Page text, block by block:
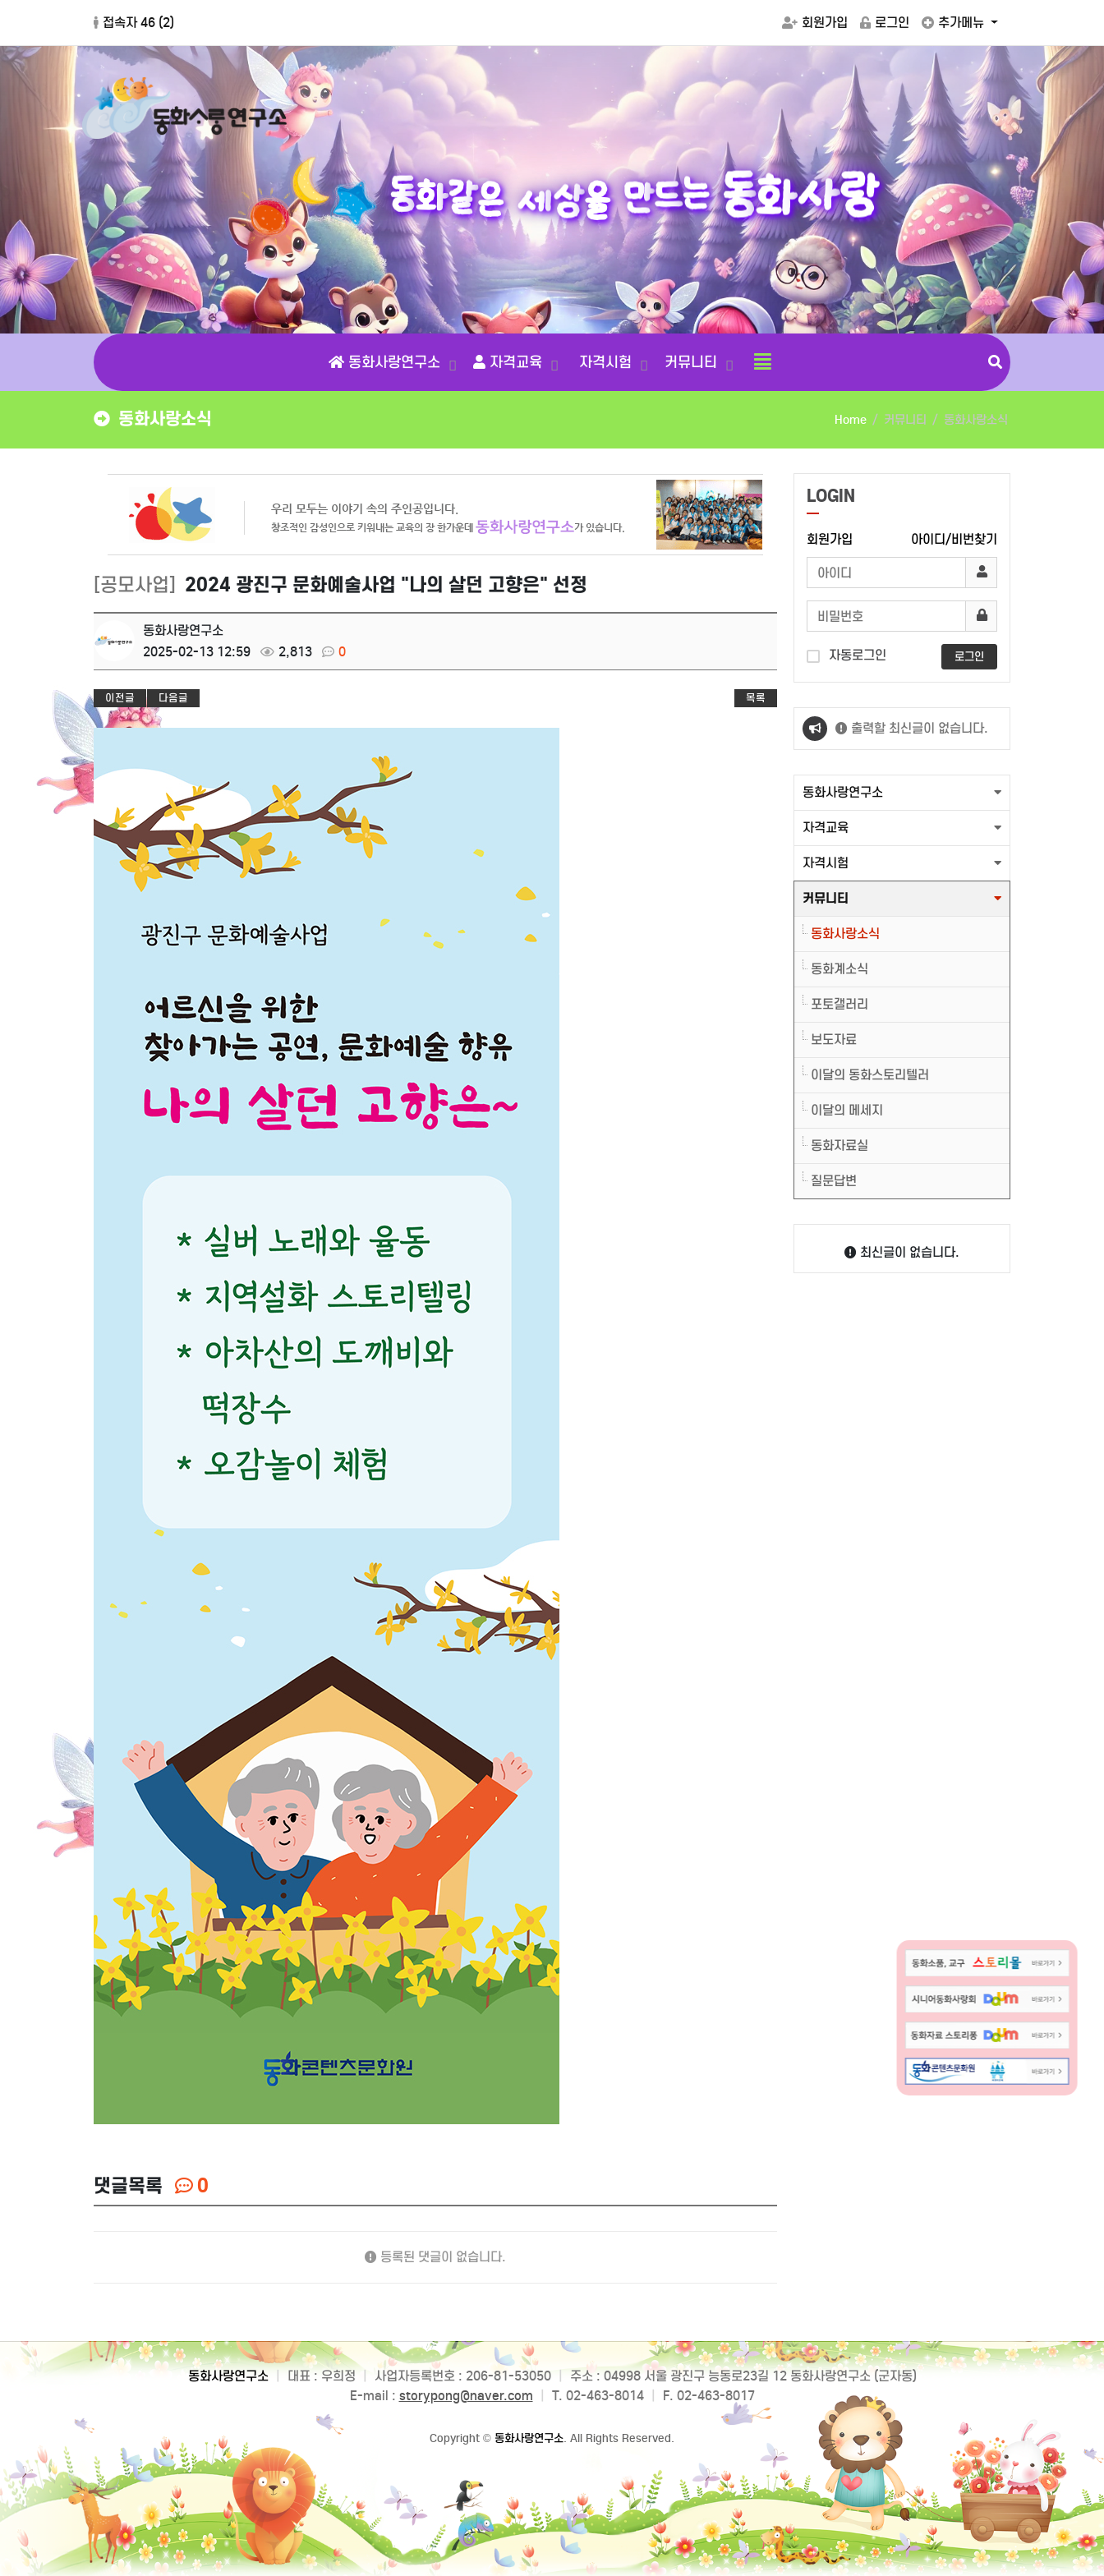
접속자 46 (2) 회원가입 로그인 추가메뉴
동화같은 세상을 만드는 동화사랑
동화사랑연구소 자격교육 자격시험 커뮤니티
동화사랑소식 Home 커뮤니티 동화사랑소식
[공모사업] 2024 광진구 문화예술사업 "나의 살던 고향은" 선정
동화사랑연구소
2025-02-13 12:59
2,813 0
이전글 다음글 목록
댓글목록 0
등록된 댓글이 없습니다.
LOGIN
회원가입 아이디/비번찾기
자동로그인 로그인
출력할 최신글이 없습니다.
동화사랑연구소
자격교육
자격시험
커뮤니티
동화사랑소식
동화계소식
포토갤러리
보도자료
이달의 동화스토리텔러
이달의 메세지
동화자료실
질문답변
최신글이 없습니다.
동화사랑연구소 대표 : 우희정 사업자등록번호 : 206-81-53050
주소 : 04998 서울 광진구 능동로23길 12 동화사랑연구소 (군자동)
E-mail : storypong@naver.com T. 02-463-8014 F. 02-463-8017
Copyright © 동화사랑연구소. All Rights Reserved.